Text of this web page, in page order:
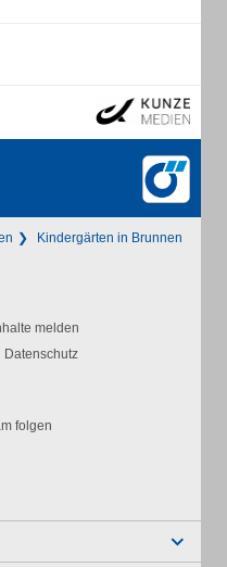
Kindergärten in Brunnen
melden
Datenschutz
folgen